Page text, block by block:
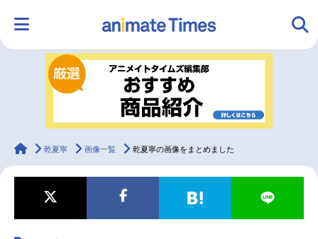
ランキング アニメ
ラジオ みんなの声
マンガ・ラノベ ゲーム・アプリ 音楽 コスプレ
animateTimes
乾夏寧 画像一覧 乾夏寧の画像をまとめました